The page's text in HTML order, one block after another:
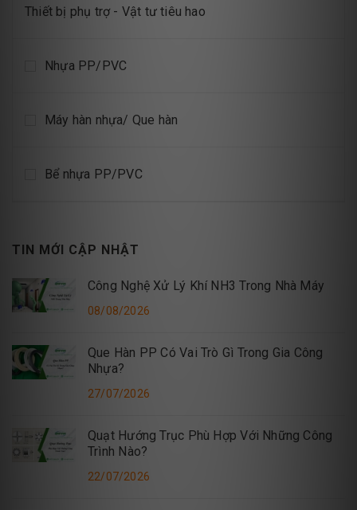
Thiết bị phụ trợ - Vật tư tiêu hao
Nhựa PP/PVC
Máy hàn nhựa/ Que hàn
Bể nhựa PP/PVC
TIN MỚI CẬP NHẬT
Công Nghệ Xử Lý Khí NH3 Trong Nhà Máy
08/08/2026
Que Hàn PP Có Vai Trò Gì Trong Gia Công
Nhựa?
27/07/2026
Quạt Hướng Trục Phù Hợp Với Những Công
Trình Nào?
22/07/2026